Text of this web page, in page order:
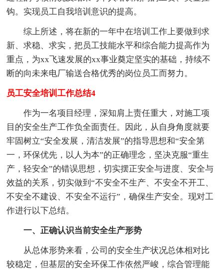
钩。实现员工自我培训意识的提高。
综上所述，将在新的一年中在培训工作上要做到求
新、求稳、求实，把员工技能水平和综合能力提高作为
重点，为xx飞速发展的xx事业奠定坚实的基础，持续不
断的向未来电厂输送合格优秀的岗位员工而努力。
员工安全培训工作总结4
作为一名项目经理，深知肩上责任重大，对施工项
目的安全生产工作负全面责任。因此，从自身角度就要
牢固树立“安全发展，清洁发展”的指导思想和“安全第
一，环保优先，以人为本”的正确理念，坚决克服“重生
产，轻安全”的错误思想，切实摆正安全与进度、安全与
效益的关系，切实做到“不安全不生产、不安全不开工、
不安全不建设、不安全不运行”，确保生产安全。现对工
作进行以下总结。
一、正确认识当前安全生产形势
从总体形势来看，公司的安全生产状况总体相对比
较稳定，但基层的安全环保工作依然严峻，综合管理能